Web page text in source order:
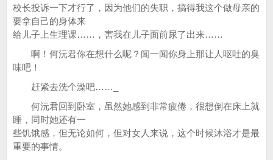
校长投诉一下才行了，因为他们的失职，搞得我这个做母亲的
要拿自己的身体来
给儿子上生理课……，害我在儿子面前尿了出来……
啊！何沅君你在想什么呢？闻一闻你身上那让人呕吐的臭
味吧！
赶紧去洗个澡吧……_
何沅君回到卧室，虽然她感到非常疲倦，很想倒在床上就
睡，同时她还有一
些饥饿感，但无论如何，但对女人来说，这个时候沐浴才是最
重要的事情。